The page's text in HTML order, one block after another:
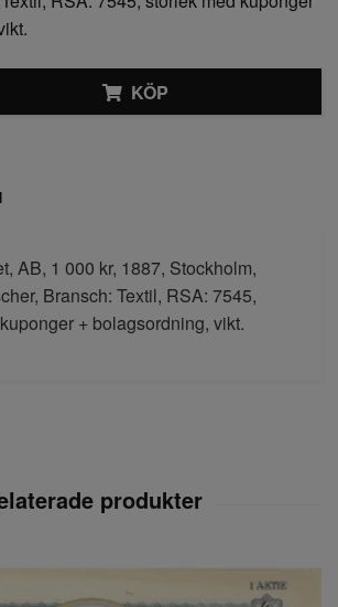
KÖP
AB, 1 000 kr, 1887, Stockholm,
Bransch: Textil, RSA: 7545,
+ bolagsordning, vikt.